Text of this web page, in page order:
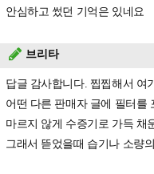
안심하고 썼던 기억은 있네요
브리타
답글 감사합니다. 찝찝해서 여
어떤 다른 판매자 글에 필터를
마르지 않게 수증기로 가득 채
그래서 뜯었을때 습기나 소량